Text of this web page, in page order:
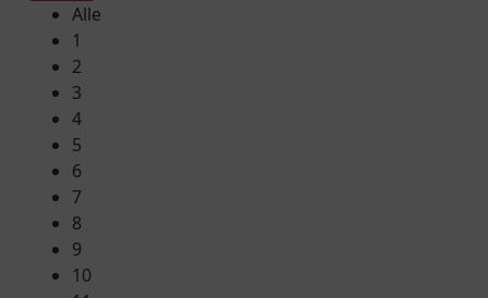
Alle
1
2
3
4
5
6
7
8
9
10